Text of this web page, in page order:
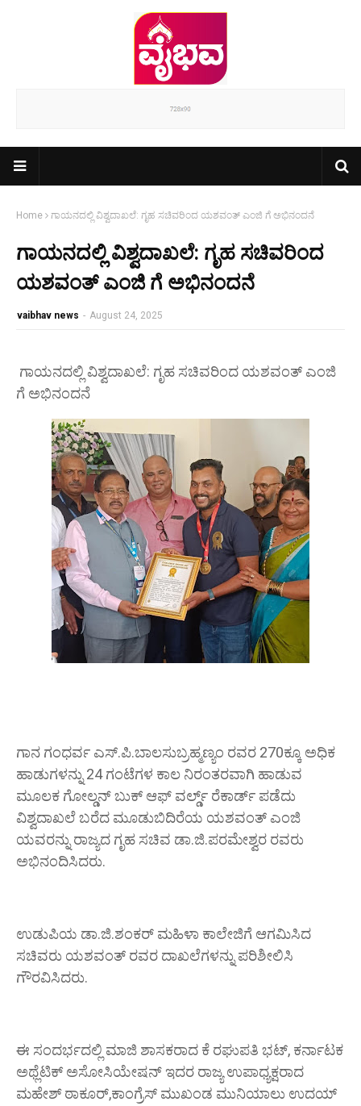
Home ಗಾಯನದಲ್ಲಿ ವಿಶ್ವದಾಖಲೆ: ಗೃಹ ಸಚಿವರಿಂದ ಯಶವಂತ್ ಎಂಜಿ ಗೆ ಅಭಿನಂದನೆ
ಗಾಯನದಲ್ಲಿ ವಿಶ್ವದಾಖಲೆ: ಗೃಹ ಸಚಿವರಿಂದ
ಯಶವಂತ್ ಎಂಜಿ ಗೆ ಅಭಿನಂದನೆ
vaibhav news - August 24, 2025
ಗಾಯನದಲ್ಲಿ ವಿಶ್ವದಾಖಲೆ: ಗೃಹ ಸಚಿವರಿಂದ ಯಶವಂತ್ ಎಂಜಿ
ಗೆ ಅಭಿನಂದನೆ
ಗಾನ ಗಂಧರ್ವ ಎಸ್.ಪಿ.ಬಾಲಸುಬ್ರಹ್ಮಣ್ಯಂ ರವರ 270ಕ್ಕೂ ಅಧಿಕ
ಹಾಡುಗಳನ್ನು 24 ಗಂಟೆಗಳ ಕಾಲ ನಿರಂತರವಾಗಿ ಹಾಡುವ
ಮೂಲಕ ಗೋಲ್ಡನ್ ಬುಕ್ ಆಫ್ ವರ್ಲ್ಡ್ ರೆಕಾರ್ಡ್ ಪಡೆದು
ವಿಶ್ವದಾಖಲೆ ಬರೆದ ಮೂಡುಬಿದಿರೆಯ ಯಶವಂತ್ ಎಂಜಿ
ಯವರನ್ನು ರಾಜ್ಯದ ಗೃಹ ಸಚಿವ ಡಾ.ಜಿ.ಪರಮೇಶ್ವರ ರವರು
ಅಭಿನಂದಿಸಿದರು.
ಉಡುಪಿಯ ಡಾ.ಜಿ.ಶಂಕರ್ ಮಹಿಳಾ ಕಾಲೇಜಿಗೆ ಆಗಮಿಸಿದ
ಸಚಿವರು ಯಶವಂತ್ ರವರ ದಾಖಲೆಗಳನ್ನು ಪರಿಶೀಲಿಸಿ
ಗೌರವಿಸಿದರು.
ಈ ಸಂದರ್ಭದಲ್ಲಿ ಮಾಜಿ ಶಾಸಕರಾದ ಕೆ ರಘುಪತಿ ಭಟ್, ಕರ್ನಾಟಕ
ಅಥ್ಲೆಟಿಕ್ ಅಸೋಸಿಯೇಷನ್ ಇದರ ರಾಜ್ಯ ಉಪಾಧ್ಯಕ್ಷರಾದ
ಮಹೇಶ್ ಠಾಕೂರ್,‌ಕಾಂಗ್ರೆಸ್ ಮುಖಂಡ ಮುನಿಯಾಲು ಉದಯ್